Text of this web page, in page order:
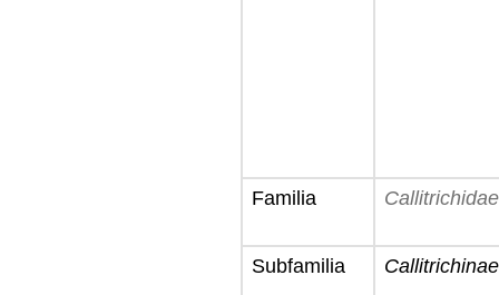
Familia Callitrichidae
Subfamilia Callitrichinae